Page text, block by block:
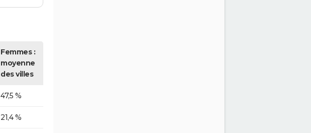
Femmes :
moyenne
des villes
47,5 %
21,4 %